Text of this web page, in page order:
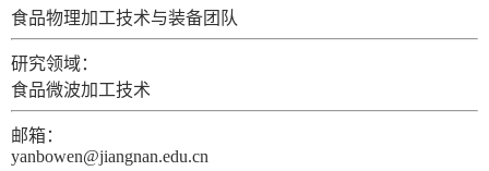
食品物理加工技术与装备团队
研究领域：
食品微波加工技术
邮箱：
yanbowen@jiangnan.edu.cn